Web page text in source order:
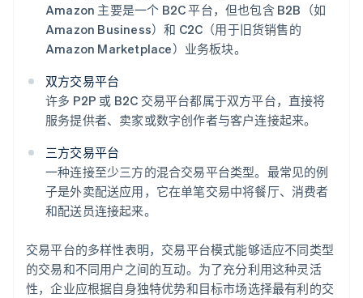
Amazon 主要是一个 B2C 平台，但也包含 B2B（如
Amazon Business）和 C2C（用于旧货销售的
Amazon Marketplace）业务板块。
双方交易平台
许多 P2P 或 B2C 交易平台都属于双方平台，直接将
服务提供者、卖家或数字创作者与客户连接起来。
三方交易平台
一种连接至少三方的混合交易平台类型。最常见的例
子是外卖配送应用，它在单笔交易中将餐厅、消费者
和配送员连接起来。
交易平台的多样性表明，交易平台模式能够适应不同类型
的交易和不同用户之间的互动。为了充分利用这种灵活
性，企业应根据自身独特优势和目标市场选择最有利的交